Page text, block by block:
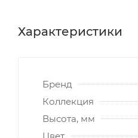
Характеристики
Бренд
Коллекция
Высота, мм